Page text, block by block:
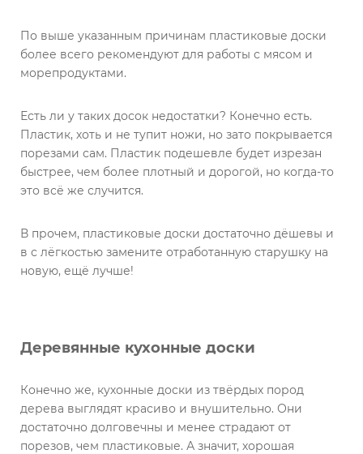
По выше указанным причинам пластиковые доски
более всего рекомендуют для работы с мясом и
морепродуктами.
Есть ли у таких досок недостатки? Конечно есть.
Пластик, хоть и не тупит ножи, но зато покрывается
порезами сам. Пластик подешевле будет изрезан
быстрее, чем более плотный и дорогой, но когда-то
это всё же случится.
В прочем, пластиковые доски достаточно дёшевы и
в с лёгкостью замените отработанную старушку на
новую, ещё лучше!
Деревянные кухонные доски
Конечно же, кухонные доски из твёрдых пород
дерева выглядят красиво и внушительно. Они
достаточно долговечны и менее страдают от
порезов, чем пластиковые. А значит, хорошая